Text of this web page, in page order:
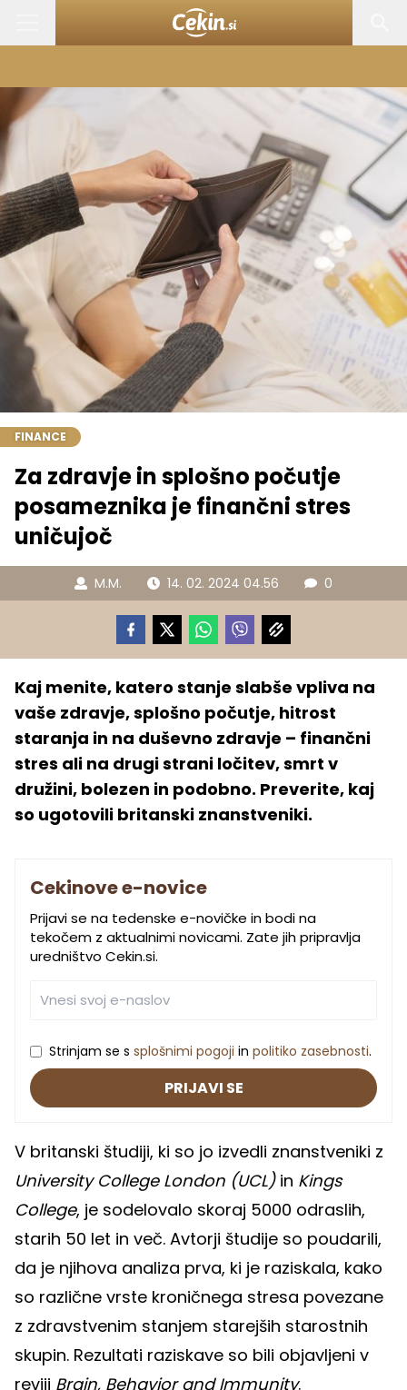
FINANCE
Za zdravje in splošno počutje
posameznika je finančni stres
uničujoč
M.M. 14. 02. 2024 04.56 0
Kaj menite, katero stanje slabše vpliva na
vaše zdravje, splošno počutje, hitrost
staranja in na duševno zdravje – finančni
stres ali na drugi strani ločitev, smrt v
družini, bolezen in podobno. Preverite, kaj
so ugotovili britanski znanstveniki.
Cekinove e-novice
Prijavi se na tedenske e-novičke in bodi na
tekočem z aktualnimi novicami. Zate jih pripravlja
uredništvo Cekin.si.
Strinjam se s splošnimi pogoji in politiko zasebnosti.
PRIJAVI SE
V britanski študiji, ki so jo izvedli znanstveniki z
University College London (UCL)in Kings
College, je sodelovalo skoraj 5000 odraslih,
starih 50 let in več. Avtorji študije so poudarili,
da je njihova analiza prva, ki je raziskala, kako
so različne vrste kroničnega stresa povezane
z zdravstvenim stanjem starejših starostnih
skupin. Rezultati raziskave so bili objavljeni v
reviji Brain, Behavior and Immunity.